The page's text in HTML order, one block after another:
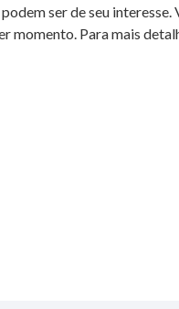
ser de seu interesse.
momento. Para mais